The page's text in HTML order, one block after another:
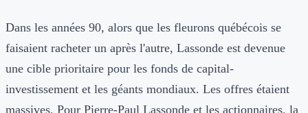
Dans les années 90, alors que les fleurons québécois se
faisaient racheter un après l'autre, Lassonde est devenue
une cible prioritaire pour les fonds de capital-
investissement et les géants mondiaux. Les offres étaient
massives. Pour Pierre-Paul Lassonde et les actionnaires, la